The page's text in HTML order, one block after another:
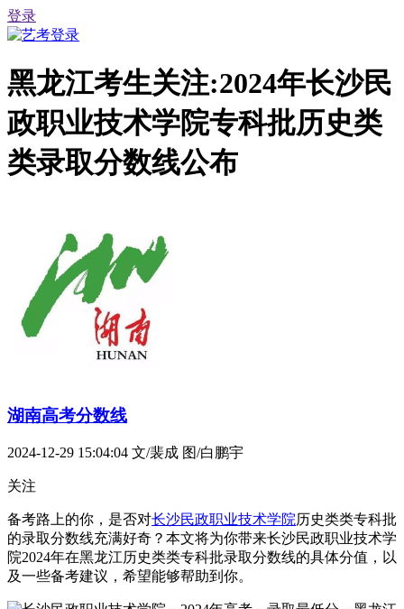
登录
黑龙江考生关注:2024年长沙民
政职业技术学院专科批历史类
类录取分数线公布
湖南高考分数线
2024-12-29 15:04:04 文/裴成 图/白鹏宇
关注
备考路上的你，是否对长沙民政职业技术学院历史类类专科批
的录取分数线充满好奇？本文将为你带来长沙民政职业技术学
院2024年在黑龙江历史类类专科批录取分数线的具体分值，以
及一些备考建议，希望能够帮助到你。